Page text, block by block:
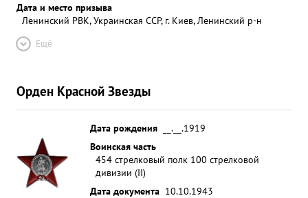
Дата и место призыва
Ленинский РВК, Украинская ССР, г. Киев, Ленинский р-н
Ещё
Орден Красной Звезды
Дата рождения
__.__.1919
Воинская часть
454 стрелковый полк 100 стрелковой
дивизии (II)
Дата документа 10.10.1943